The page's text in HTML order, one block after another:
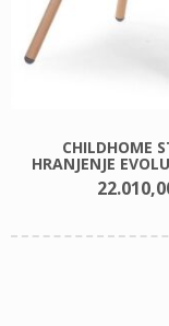
CHILDHOME
HRANJENJE
22.010,